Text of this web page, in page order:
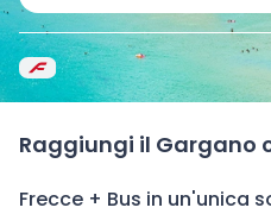
Raggiungi il Gargano
Frecce + Bus in un'unica